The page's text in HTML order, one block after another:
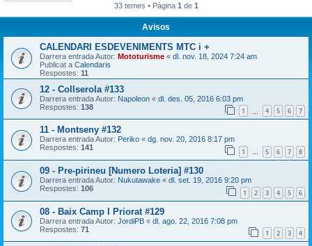
33 temes • Pàgina 1 de 1
Avisos
CALENDARI ESDEVENIMENTS MTC i +
Darrera entrada Autor: Mototurisme « dl. nov. 18, 2024 7:24 am
Publicat a Calendaris
Respostes: 11
12 - Collserola #133
Darrera entrada Autor: Napoleon « dl. des. 05, 2016 6:03 pm
Respostes: 138 1 4 5 6 7
11 - Montseny #132
Darrera entrada Autor: Periko « dg. nov. 20, 2016 8:17 pm
Respostes: 141 1 … 5 6 7 8
09 - Pre-pirineu [Numero Loteria] #130
Darrera entrada Autor: Nukutawake « dl. set. 19, 2016 9:20 pm
Respostes: 106 1 2 3 4 5 6
08 - Baix Camp I Priorat #129
Darrera entrada Autor: JordiPB « dl. ago. 22, 2016 7:08 pm
Respostes: 71 1 2 3 4